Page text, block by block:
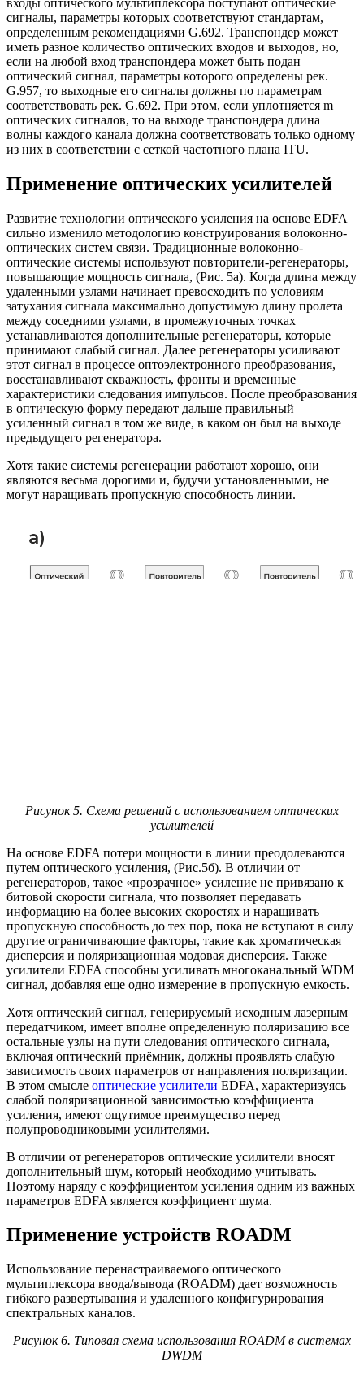
входы оптического мультиплексора поступают оптические
сигналы, параметры которых соответствуют стандартам,
определенным рекомендациями G.692. Транспондер может
иметь разное количество оптических входов и выходов, но,
если на любой вход транспондера может быть подан
оптический сигнал, параметры которого определены рек.
G.957, то выходные его сигналы должны по параметрам
соответствовать рек. G.692. При этом, если уплотняется m
оптических сигналов, то на выходе транспондера длина
волны каждого канала должна соответствовать только одному
из них в соответствии с сеткой частотного плана ITU.
Применение оптических усилителей
Развитие технологии оптического усиления на основе EDFA
сильно изменило методологию конструирования волоконно-
оптических систем связи. Традиционные волоконно-
оптические системы используют повторители-регенераторы,
повышающие мощность сигнала, (Рис. 5а). Когда длина между
удаленными узлами начинает превосходить по условиям
затухания сигнала максимально допустимую длину пролета
между соседними узлами, в промежуточных точках
устанавливаются дополнительные регенераторы, которые
принимают слабый сигнал. Далее регенераторы усиливают
этот сигнал в процессе оптоэлектронного преобразования,
восстанавливают скважность, фронты и временные
характеристики следования импульсов. После преобразования
в оптическую форму передают дальше правильный
усиленный сигнал в том же виде, в каком он был на выходе
предыдущего регенератора.
Хотя такие системы регенерации работают хорошо, они
являются весьма дорогими и, будучи установленными, не
могут наращивать пропускную способность линии.
Рисунок 5. Схема решений с использованием оптических
усилителей
На основе EDFA потери мощности в линии преодолеваются
путем оптического усиления, (Рис.5б). В отличии от
регенераторов, такое «прозрачное» усиление не привязано к
битовой скорости сигнала, что позволяет передавать
информацию на более высоких скоростях и наращивать
пропускную способность до тех пор, пока не вступают в силу
другие ограничивающие факторы, такие как хроматическая
дисперсия и поляризационная модовая дисперсия. Также
усилители EDFA способны усиливать многоканальный WDM
сигнал, добавляя еще одно измерение в пропускную емкость.
Хотя оптический сигнал, генерируемый исходным лазерным
передатчиком, имеет вполне определенную поляризацию все
остальные узлы на пути следования оптического сигнала,
включая оптический приёмник, должны проявлять слабую
зависимость своих параметров от направления поляризации.
В этом смысле оптические усилители EDFA, характеризуясь
слабой поляризационной зависимостью коэффициента
усиления, имеют ощутимое преимущество перед
полупроводниковыми усилителями.
В отличии от регенераторов оптические усилители вносят
дополнительный шум, который необходимо учитывать.
Поэтому наряду с коэффициентом усиления одним из важных
параметров EDFA является коэффициент шума.
Применение устройств ROADM
Использование перенастраиваемого оптического
мультиплексора ввода/вывода (ROADM) дает возможность
гибкого развертывания и удаленного конфигурирования
спектральных каналов.
Рисунок 6. Типовая схема использования ROADM в системах
DWDM